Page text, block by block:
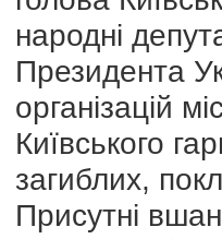
народні
Президента
організацій
Київського
загиблих,
Присутні